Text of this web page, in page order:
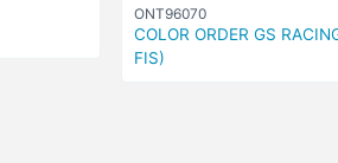
ONT96070
COLOR ORDER GS
FIS)